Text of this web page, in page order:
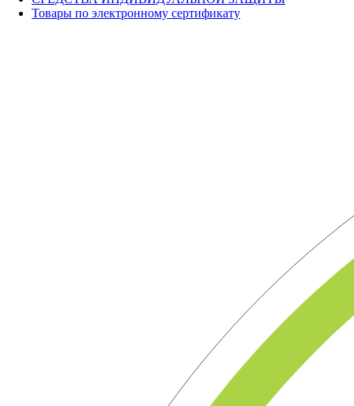
Товары по электронному сертификату